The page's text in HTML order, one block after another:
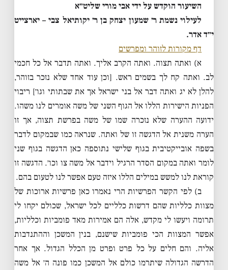
השיעור הוקדש על ידי אבי מורי שליט״א
לעילוי נשמת ר׳ שמעון יצחק בן ר׳ יקותיאל צבי – יארצייט
י״ד אדר.
דף מקורות לזוהר ומפרשים
א) ואתה תצוה. ואתה הקרב אליך. ואתה תדבר אל כל חכמי
לב. ואתה קח לך בשמים ראש. [וכן עוד אחד שלא נזכר בזוהר,
להלן לא יג ואתה דבר אל בני ישראל אך את שבתותי וגו׳] ריבוי
הפניות הישירות הללו אל הגוף השני של משה אומרים לנו משהו.
ידועה ההערה שלא נזכרה שמו של משה בפרשת תצוה, אך זו
הערה משנית אל הדגשה זו של ואתה. שנראה כמו שבמקום לדבר
בשפה אובייקטיבית בגוף שלישי נתוספה כאן הדגשה בגוף שני
לומר ואתה במקום הסדר הרגיל וידבר אל משה צו וכו׳. הדגשה זו
קוראת לנו למשש במילים הללו איזה טעם אפשר לנו לטעום בהם.
ב) לפי הקשר הפרשיות הרי נאמרו כאן פרשיות ארוכות של
מצוות כלליות שהם דרשות כלליים לכל ישראל, שכולם יקחו לי
תרומה ויעשו לי מקדש, אלה הם אמירות מאד פומביות וכלליות,
אפשר המצוות הכי פומביות שישנם, בנין המשכן וההתנדבות
אליה. והם חלים על כל פרט ופרט מן הכלל הגדול. אך אחר
הדרשה הגדולה שיתרמו כולם אל המשכן כמו פונה ה׳ אל משה